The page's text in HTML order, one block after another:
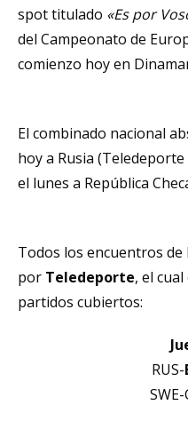
spot titulado «Es por
del Campeonato de
comienzo hoy en
El combinado nacional
hoy a Rusia (Teledeporte
el lunes a República
Todos los encuentros de
por Teledeporte, el
partidos cubiertos:
RUS-